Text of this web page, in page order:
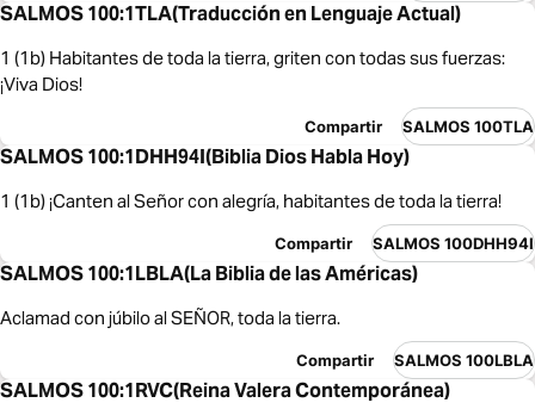
SALMOS 100:1TLA(Traducción en Lenguaje Actual)
1 (1b) Habitantes de toda la tierra, griten con todas sus fuerzas:
¡Viva Dios!
Compartir SALMOS 100TLA
SALMOS 100:1DHH94I(Biblia Dios Habla Hoy)
1 (1b) ¡Canten al Señor con alegría, habitantes de toda la tierra!
Compartir SALMOS 100DHH94I
SALMOS 100:1LBLA(La Biblia de las Américas)
Aclamad con júbilo al SEÑOR, toda la tierra.
Compartir SALMOS 100LBLA
SALMOS 100:1RVC(Reina Valera Contemporánea)